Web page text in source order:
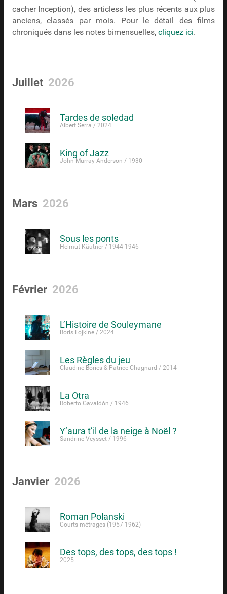
cacher Inception), des articless les plus récents aux plus
anciens, classés par mois. Pour le détail des films
chroniqués dans les notes bimensuelles, cliquez ici.
Juillet 2026
Tardes de soledad
Albert Serra / 2024
King of Jazz
John Murray Anderson / 1930
Mars 2026
Sous les ponts
Helmut Käutner / 1944-1946
Février 2026
L’Histoire de Souleymane
Boris Lojkine / 2024
Les Règles du jeu
Claudine Bories & Patrice Chagnard / 2014
La Otra
Roberto Gavaldón / 1946
Y’aura t’il de la neige à Noël ?
Sandrine Veysset / 1996
Janvier 2026
Roman Polanski
Courts-métrages (1957-1962)
Des tops, des tops, des tops !
2025